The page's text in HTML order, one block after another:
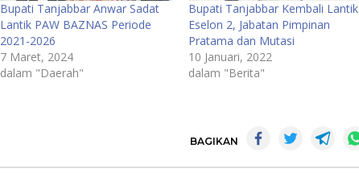
Bupati Tanjabbar Anwar Sadat
Lantik PAW BAZNAS Periode
2021-2026
7 Maret, 2024
dalam "Daerah"
Bupati Tanjabbar Kembali Lantik
Eselon 2, Jabatan Pimpinan
Pratama dan Mutasi
10 Januari, 2022
dalam "Berita"
BAGIKAN